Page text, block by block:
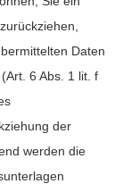
Daten
6 Abs. 1 lit. f
der
werden die